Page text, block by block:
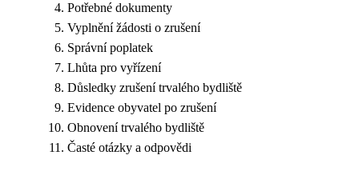
Potřebné dokumenty
Vyplnění žádosti o zrušení
Správní poplatek
Lhůta pro vyřízení
Důsledky zrušení trvalého bydliště
Evidence obyvatel po zrušení
Obnovení trvalého bydliště
Časté otázky a odpovědi